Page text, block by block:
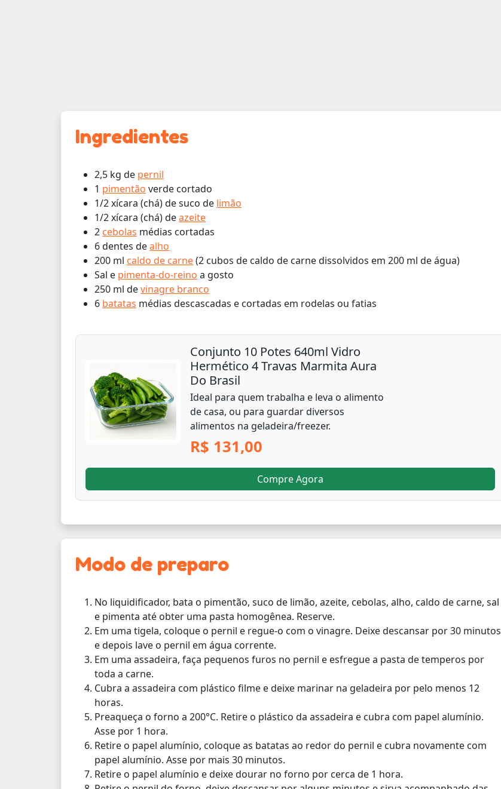
Ingredientes
2,5 kg de pernil
1 pimentão verde cortado
1/2 xícara (chá) de suco de limão
1/2 xícara (chá) deazeite
2 cebolas médias cortadas
6 dentes dealho
200 ml caldo de carne(2 cubos de caldo de carne dissolvidos em 200 ml de água)
Sal e pimenta-do-reino a gosto
250 ml devinagre branco
6 batatas médias descascadas e cortadas em rodelas ou fatias
Conjunto 10 Potes 640ml Vidro
Hermético 4 Travas Marmita Aura
Do Brasil
Ideal para quem trabalha e leva o alimento
de casa, ou para guardar diversos
alimentos na geladeira/freezer.
R$ 131,00
Compre Agora
Modo de preparo
No liquidificador, bata o pimentão, suco de limão, azeite, cebolas, alho, caldo de carne, sal
e pimenta até obter uma pasta homogênea. Reserve.
Em uma tigela, coloque o pernil e regue-o com o vinagre. Deixe descansar por 30 minutos
e depois lave o pernil em água corrente.
Em uma assadeira, faça pequenos furos no pernil e esfregue a pasta de temperos por
toda a carne.
Cubra a assadeira com plástico filme e deixe marinar na geladeira por pelo menos 12
horas.
Preaqueça o forno a 200°C. Retire o plástico da assadeira e cubra com papel alumínio.
Asse por 1 hora.
Retire o papel alumínio, coloque as batatas ao redor do pernil e cubra novamente com
papel alumínio. Asse por mais 30 minutos.
Retire o papel alumínio e deixe dourar no forno por cerca de 1 hora.